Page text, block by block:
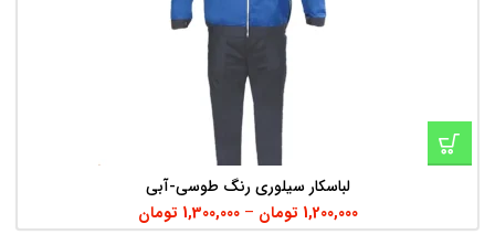
لباسکار سیلوری رنگ طوسی-آبی
1,200,000 تومان –
1,300,000 تومان